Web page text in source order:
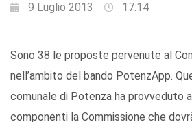
9 Luglio 2013 17:14
Sono 38 le proposte pervenute al
nell’ambito del bando PotenzApp.
comunale di Potenza ha provveduto
componenti la Commissione che